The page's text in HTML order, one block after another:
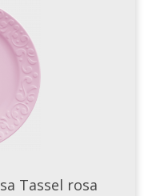
Tassel rosa